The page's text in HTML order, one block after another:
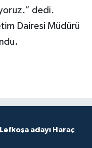
dedi.
Dairesi Müdürü
Lefkoşa adayı Haraç